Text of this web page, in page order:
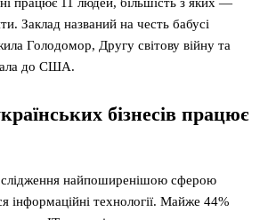
працює 11 людей, більшість з яких —
Заклад названий на честь бабусі
Голодомор, Другу світову війну та
до США.
бізнесів працює
найпоширенішою сферою
інформаційні технології. Майже 44%